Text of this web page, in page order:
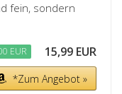
fein, sondern
EUR 15,99 EUR
*Zum Angebot »